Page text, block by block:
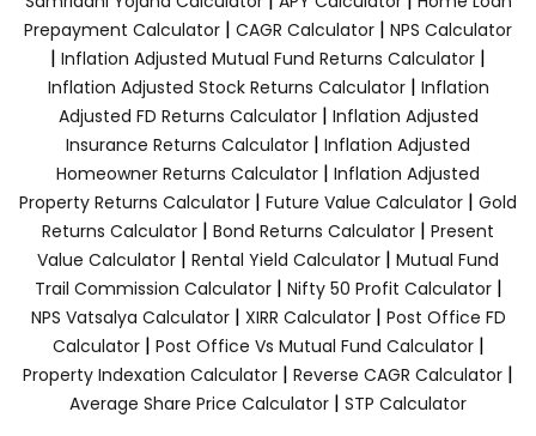
Prepayment Calculator | CAGR Calculator | NPS Calculator
| Inflation Adjusted Mutual Fund Returns Calculator |
Inflation Adjusted Stock Returns Calculator| Inflation
Adjusted FD Returns Calculator| Inflation Adjusted
Insurance Returns Calculator | Inflation Adjusted
Homeowner Returns Calculator | Inflation Adjusted
Property Returns Calculator | Future Value Calculator | Gold
Returns Calculator | Bond Returns Calculator | Present
Value Calculator | Rental Yield Calculator | Mutual Fund
Trail Commission Calculator| Nifty 50 Profit Calculator|
NPS Vatsalya Calculator| XIRR Calculator| Post Office FD
Calculator| Post Office Vs Mutual Fund Calculator|
Property Indexation Calculator | Reverse CAGR Calculator |
Average Share Price Calculator | STP Calculator